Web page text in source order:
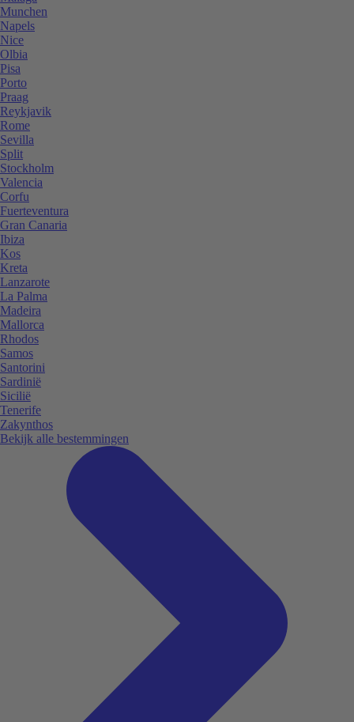
Munchen
Napels
Nice
Olbia
Pisa
Porto
Praag
Reykjavik
Rome
Sevilla
Split
Stockholm
Valencia
Corfu
Fuerteventura
Gran Canaria
Ibiza
Kos
Kreta
Lanzarote
La Palma
Madeira
Mallorca
Rhodos
Samos
Santorini
Sardinië
Sicilië
Tenerife
Zakynthos
Bekijk alle bestemmingen